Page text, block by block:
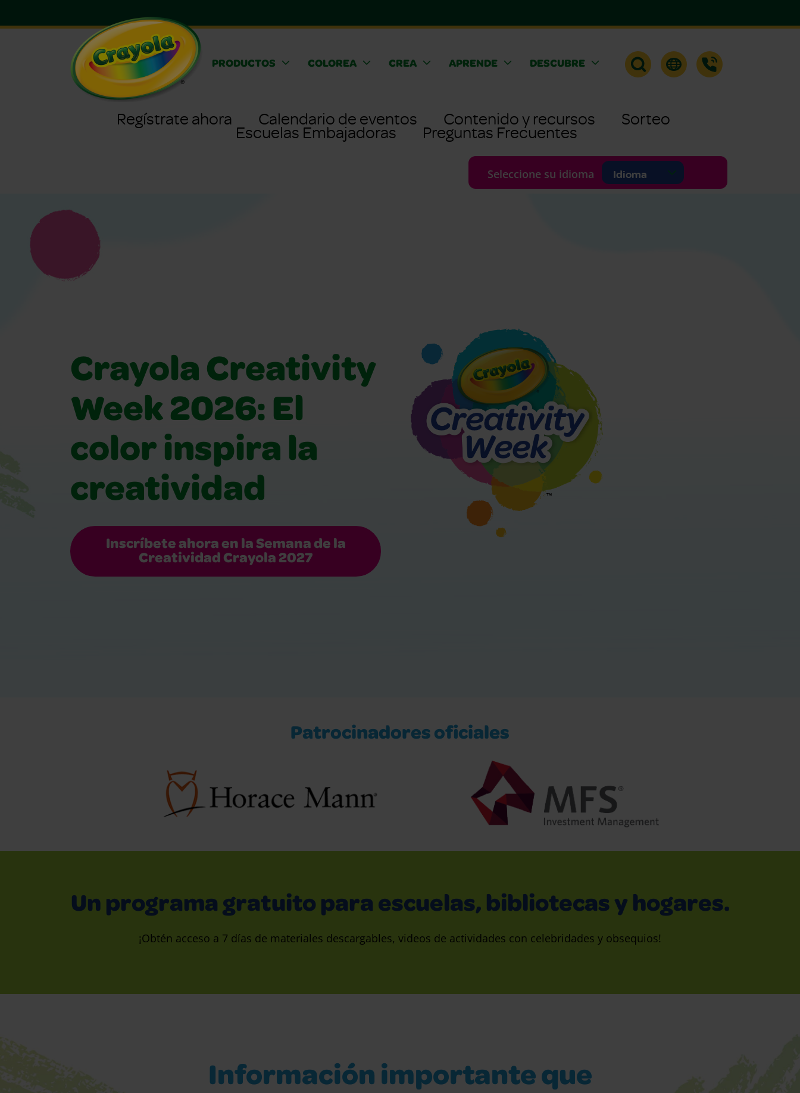
PRODUCTOS COLOREA CREA APRENDE DESCUBRE
Regístrate ahora Calendario de eventos Contenido y recursos Sorteo
Escuelas Embajadoras Preguntas Frecuentes
Seleccione su idioma Selecting a language will reload this
Crayola Creativity
Week 2026: El
color inspira la
creatividad
Inscríbete ahora en la Semana de la
Creatividad Crayola 2027
Patrocinadores oficiales
Un programa gratuito para escuelas, bibliotecas y hogares.
¡Obtén acceso a 7 días de materiales descargables, videos de actividades con celebridades y obsequios!
Información importante que